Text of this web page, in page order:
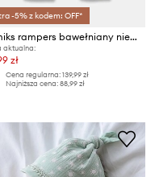
-5% z kodem: OFF*
Jamiks rampers bawełniany niemowlęcy PONELI
aktualna:
zł
Cena regularna:139,99 zł
Najniższa cena:88,99 zł